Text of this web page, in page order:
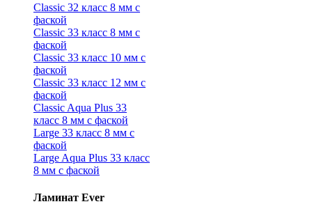
Classic 32 класс 8 мм с
фаской
Classic 33 класс 8 мм с
фаской
Classic 33 класс 10 мм с
фаской
Classic 33 класс 12 мм с
фаской
Classic Aqua Plus 33
класс 8 мм с фаской
Large 33 класс 8 мм с
фаской
Large Aqua Plus 33 класс
8 мм с фаской
Ламинат Ever